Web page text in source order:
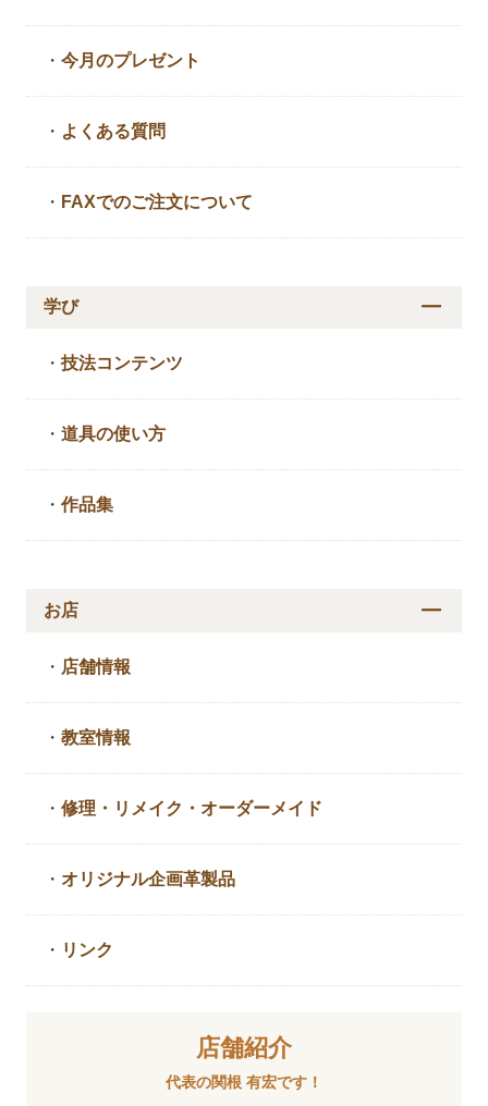
・今月のプレゼント
・ よくある質問
・ FAXでのご注文について
学び
・技法コンテンツ
・道具の使い方
・作品集
お店
・ 店舗情報
・教室情報
・修理・リメイク・ オーダーメイド
・ オリジナル企画革製品
・ リンク
店舗紹介
代表の関根 有宏です！